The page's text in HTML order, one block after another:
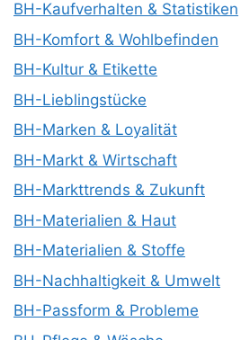
BH-Kaufverhalten & Statistiken
BH-Komfort & Wohlbefinden
BH-Kultur & Etikette
BH-Lieblingstücke
BH-Marken & Loyalität
BH-Markt & Wirtschaft
BH-Markttrends & Zukunft
BH-Materialien & Haut
BH-Materialien & Stoffe
BH-Nachhaltigkeit & Umwelt
BH-Passform & Probleme